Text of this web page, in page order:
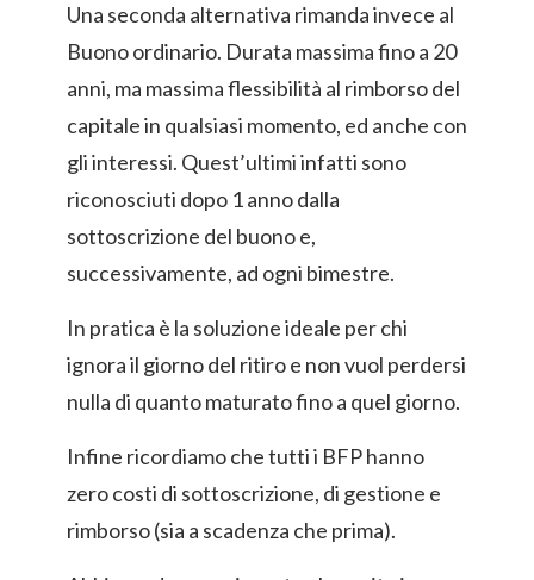
Una seconda alternativa rimanda invece al
Buono ordinario. Durata massima fino a 20
anni, ma massima flessibilità al rimborso del
capitale in qualsiasi momento, ed anche con
gli interessi. Quest’ultimi infatti sono
riconosciuti dopo 1 anno dalla
sottoscrizione del buono e,
successivamente, ad ogni bimestre.
In pratica è la soluzione ideale per chi
ignora il giorno del ritiro e non vuol perdersi
nulla di quanto maturato fino a quel giorno.
Infine ricordiamo che tutti i BFP hanno
zero costi di sottoscrizione, di gestione e
rimborso (sia a scadenza che prima).